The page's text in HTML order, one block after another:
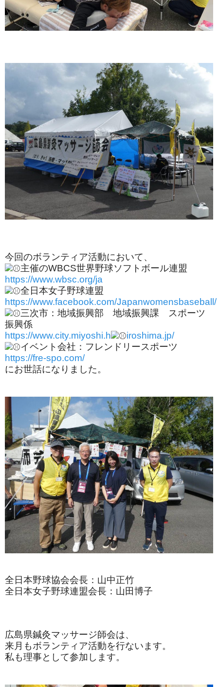
今回のボランティア活動において、
主催のWBCS世界野球ソフトボール連盟
https://www.wbsc.org/ja
全日本女子野球連盟
https://www.facebook.com/Japanwomensbaseball/
三次市：地域振興部 地域振興課 スポーツ
振興係
https://www.city.miyoshi.h
iroshima.jp/
イベント会社：フレンドリースポーツ
https://fre-spo.com/
にお世話になりました。
全日本野球協会会長：山中正竹
全日本女子野球連盟会長：山田博子
広島県鍼灸マッサージ師会は、
来月もボランティア活動を行ないます。
私も理事として参加します。